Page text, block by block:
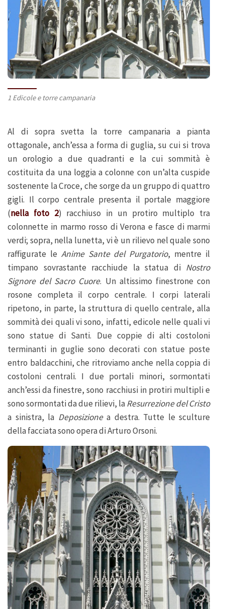
1 Edicole e torre campanaria
Al di sopra svetta la torre campanaria a pianta
ottagonale, anch’essa a forma di guglia, su cui si trova
un orologio a due quadranti e la cui sommità è
costituita da una loggia a colonne con un’alta cuspide
sostenente la Croce, che sorge da un gruppo di quattro
gigli. Il corpo centrale presenta il portale maggiore
(nella foto 2) racchiuso in un protiro multiplo tra
colonnette in marmo rosso di Verona e fasce di marmi
verdi; sopra, nella lunetta, vi è un rilievo nel quale sono
raffigurate le Anime Sante del Purgatorio, mentre il
timpano sovrastante racchiude la statua di Nostro
Signore del Sacro Cuore. Un altissimo finestrone con
rosone completa il corpo centrale. I corpi laterali
ripetono, in parte, la struttura di quello centrale, alla
sommità dei quali vi sono, infatti, edicole nelle quali vi
sono statue di Santi. Due coppie di alti costoloni
terminanti in guglie sono decorati con statue poste
entro baldacchini, che ritroviamo anche nella coppia di
costoloni centrali. I due portali minori, sormontati
anch’essi da finestre, sono racchiusi in protiri multipli e
sono sormontati da due rilievi, laResurrezione del Cristo
a sinistra, la Deposizionea destra. Tutte le sculture
della facciata sono opera di Arturo Orsoni.